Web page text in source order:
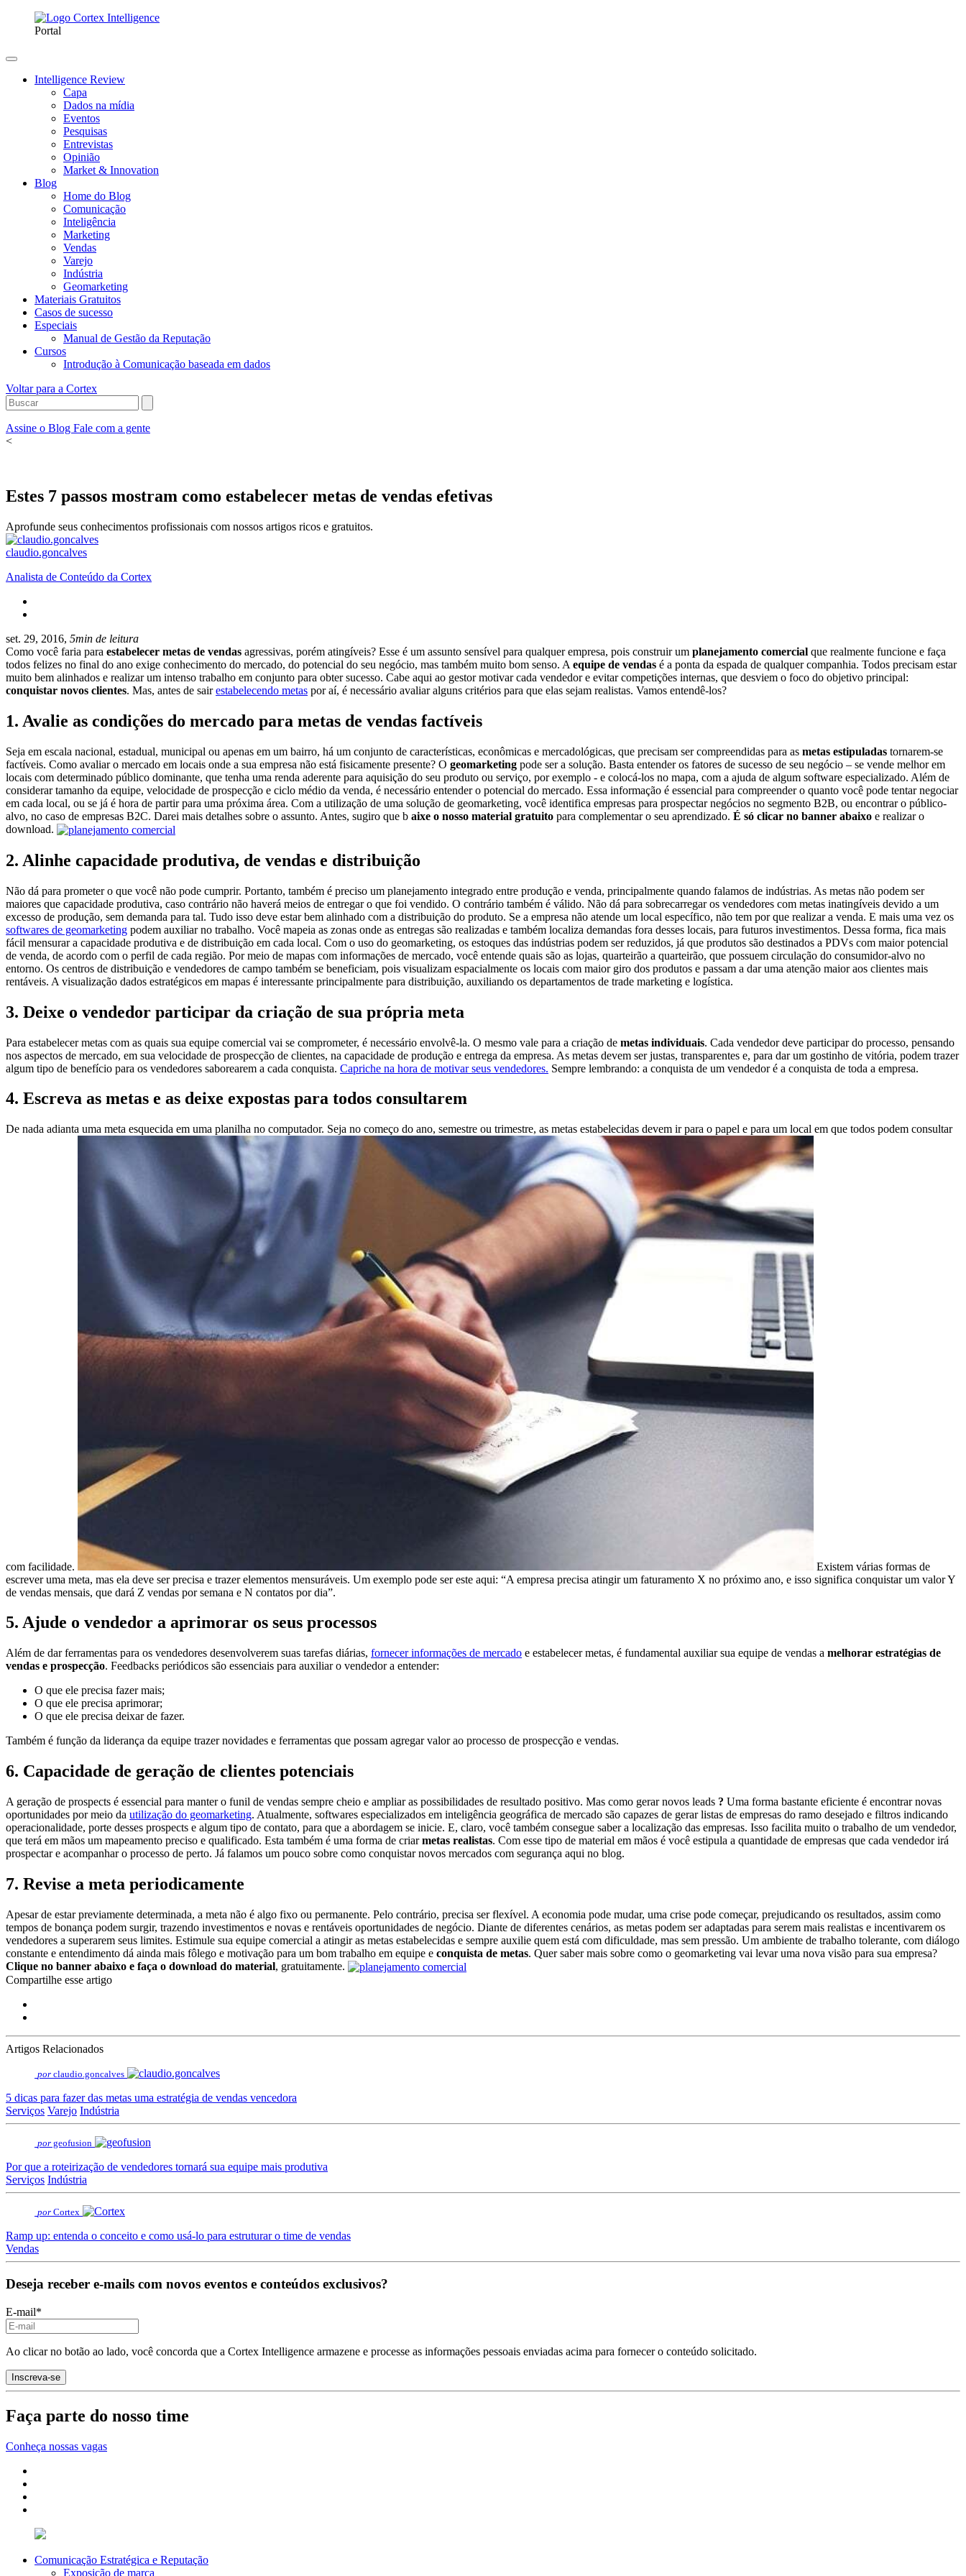
Portal
Intelligence Review
Capa
Dados na mídia
Eventos
Pesquisas
Entrevistas
Opinião
Market & Innovation
Blog
Home do Blog
Comunicação
Inteligência
Marketing
Vendas
Varejo
Indústria
Geomarketing
Materiais Gratuitos
Casos de sucesso
Especiais
Manual de Gestão da Reputação
Cursos
Introdução à Comunicação baseada em dados
Voltar para a Cortex
Assine o Blog Fale com a gente
<
Estes 7 passos mostram como estabelecer metas de vendas efetivas
Aprofunde seus conhecimentos profissionais com nossos artigos ricos e gratuitos.
claudio.goncalves
Analista de Conteúdo da Cortex
set. 29, 2016, 5min de leitura
Como você faria para estabelecer metas de vendas agressivas, porém atingíveis? Esse é um assunto sensível para qualquer empresa, pois construir um planejamento comercial que realmente funcione e faça
todos felizes no final do ano exige conhecimento do mercado, do potencial do seu negócio, mas também muito bom senso. A equipe de vendas é a ponta da espada de qualquer companhia. Todos precisam estar
muito bem alinhados e realizar um intenso trabalho em conjunto para obter sucesso. Cabe aqui ao gestor motivar cada vendedor e evitar competições internas, que desviem o foco do objetivo principal:
conquistar novos clientes. Mas, antes de sairestabelecendo metas por aí, é necessário avaliar alguns critérios para que elas sejam realistas. Vamos entendê-los?
1. Avalie as condições do mercado para metas de vendas factíveis
Seja em escala nacional, estadual, municipal ou apenas em um bairro, há um conjunto de características, econômicas e mercadológicas, que precisam ser compreendidas para as metas estipuladas tornarem-se
factíveis. Como avaliar o mercado em locais onde a sua empresa não está fisicamente presente? O geomarketing pode ser a solução. Basta entender os fatores de sucesso de seu negócio – se vende melhor em
locais com determinado público dominante, que tenha uma renda aderente para aquisição do seu produto ou serviço, por exemplo - e colocá-los no mapa, com a ajuda de algum software especializado. Além de
considerar tamanho da equipe, velocidade de prospecção e ciclo médio da venda, é necessário entender o potencial do mercado. Essa informação é essencial para compreender o quanto você pode tentar negociar
em cada local, ou se já é hora de partir para uma próxima área. Com a utilização de uma solução de geomarketing, você identifica empresas para prospectar negócios no segmento B2B, ou encontrar o público-
alvo, no caso de empresas B2C. Darei mais detalhes sobre o assunto. Antes, sugiro que b aixe o nosso material gratuito para complementar o seu aprendizado. É só clicar no banner abaixo e realizar o
download.
2. Alinhe capacidade produtiva, de vendas e distribuição
Não dá para prometer o que você não pode cumprir. Portanto, também é preciso um planejamento integrado entre produção e venda, principalmente quando falamos de indústrias. As metas não podem ser
maiores que capacidade produtiva, caso contrário não haverá meios de entregar o que foi vendido. O contrário também é válido. Não dá para sobrecarregar os vendedores com metas inatingíveis devido a um
excesso de produção, sem demanda para tal. Tudo isso deve estar bem alinhado com a distribuição do produto. Se a empresa não atende um local específico, não tem por que realizar a venda. E mais uma vez os
softwares de geomarketing podem auxiliar no trabalho. Você mapeia as zonas onde as entregas são realizadas e também localiza demandas fora desses locais, para futuros investimentos. Dessa forma, fica mais
fácil mensurar a capacidade produtiva e de distribuição em cada local. Com o uso do geomarketing, os estoques das indústrias podem ser reduzidos, já que produtos são destinados a PDVs com maior potencial
de venda, de acordo com o perfil de cada região. Por meio de mapas com informações de mercado, você entende quais são as lojas, quarteirão a quarteirão, que possuem circulação do consumidor-alvo no
entorno. Os centros de distribuição e vendedores de campo também se beneficiam, pois visualizam espacialmente os locais com maior giro dos produtos e passam a dar uma atenção maior aos clientes mais
rentáveis. A visualização dados estratégicos em mapas é interessante principalmente para distribuição, auxiliando os departamentos de trade marketing e logística.
3. Deixe o vendedor participar da criação de sua própria meta
Para estabelecer metas com as quais sua equipe comercial vai se comprometer, é necessário envolvê-la. O mesmo vale para a criação de metas individuais. Cada vendedor deve participar do processo, pensando
nos aspectos de mercado, em sua velocidade de prospecção de clientes, na capacidade de produção e entrega da empresa. As metas devem ser justas, transparentes e, para dar um gostinho de vitória, podem trazer
algum tipo de benefício para os vendedores saborearem a cada conquista. Capriche na hora de motivar seus vendedores. Sempre lembrando: a conquista de um vendedor é a conquista de toda a empresa.
4. Escreva as metas e as deixe expostas para todos consultarem
De nada adianta uma meta esquecida em uma planilha no computador. Seja no começo do ano, semestre ou trimestre, as metas estabelecidas devem ir para o papel e para um local em que todos podem consultar
com facilidade.
Existem várias formas de
escrever uma meta, mas ela deve ser precisa e trazer elementos mensuráveis. Um exemplo pode ser este aqui: “A empresa precisa atingir um faturamento X no próximo ano, e isso significa conquistar um valor Y
de vendas mensais, que dará Z vendas por semana e N contatos por dia”.
5. Ajude o vendedor a aprimorar os seus processos
Além de dar ferramentas para os vendedores desenvolverem suas tarefas diárias, fornecer informações de mercado e estabelecer metas, é fundamental auxiliar sua equipe de vendas a melhorar estratégias de
vendas e prospecção. Feedbacks periódicos são essenciais para auxiliar o vendedor a entender:
O que ele precisa fazer mais;
O que ele precisa aprimorar;
O que ele precisa deixar de fazer.
Também é função da liderança da equipe trazer novidades e ferramentas que possam agregar valor ao processo de prospecção e vendas.
6. Capacidade de geração de clientes potenciais
A geração de prospects é essencial para manter o funil de vendas sempre cheio e ampliar as possibilidades de resultado positivo. Mas como gerar novos leads ? Uma forma bastante eficiente é encontrar novas
oportunidades por meio da utilização do geomarketing. Atualmente, softwares especializados em inteligência geográfica de mercado são capazes de gerar listas de empresas do ramo desejado e filtros indicando
operacionalidade, porte desses prospects e algum tipo de contato, para que a abordagem se inicie. E, claro, você também consegue saber a localização das empresas. Isso facilita muito o trabalho de um vendedor,
que terá em mãos um mapeamento preciso e qualificado. Esta também é uma forma de criarmetas realistas. Com esse tipo de material em mãos é você estipula a quantidade de empresas que cada vendedor irá
prospectar e acompanhar o processo de perto. Já falamos um pouco sobre como conquistar novos mercados com segurança aqui no blog.
7. Revise a meta periodicamente
Apesar de estar previamente determinada, a meta não é algo fixo ou permanente. Pelo contrário, precisa ser flexível. A economia pode mudar, uma crise pode começar, prejudicando os resultados, assim como
tempos de bonança podem surgir, trazendo investimentos e novas e rentáveis oportunidades de negócio. Diante de diferentes cenários, as metas podem ser adaptadas para serem mais realistas e incentivarem os
vendedores a superarem seus limites. Estimule sua equipe comercial a atingir as metas estabelecidas e sempre auxilie quem está com dificuldade, mas sem pressão. Um ambiente de trabalho tolerante, com diálogo
constante e entendimento dá ainda mais fôlego e motivação para um bom trabalho em equipe e conquista de metas. Quer saber mais sobre como o geomarketing vai levar uma nova visão para sua empresa?
Clique no banner abaixo e faça o download do material, gratuitamente.
Compartilhe esse artigo
Artigos Relacionados
por claudio.goncalves
5 dicas para fazer das metas uma estratégia de vendas vencedora
Serviços Varejo Indústria
por geofusion
Por que a roteirização de vendedores tornará sua equipe mais produtiva
Serviços Indústria
por Cortex
Ramp up: entenda o conceito e como usá-lo para estruturar o time de vendas
Vendas
Deseja receber e-mails com novos eventos e conteúdos exclusivos?
E-mail*
Ao clicar no botão ao lado, você concorda que a Cortex Intelligence armazene e processe as informações pessoais enviadas acima para fornecer o conteúdo solicitado.
Faça parte do nosso time
Conheça nossas vagas
Comunicação Estratégica e Reputação
Exposição de marca